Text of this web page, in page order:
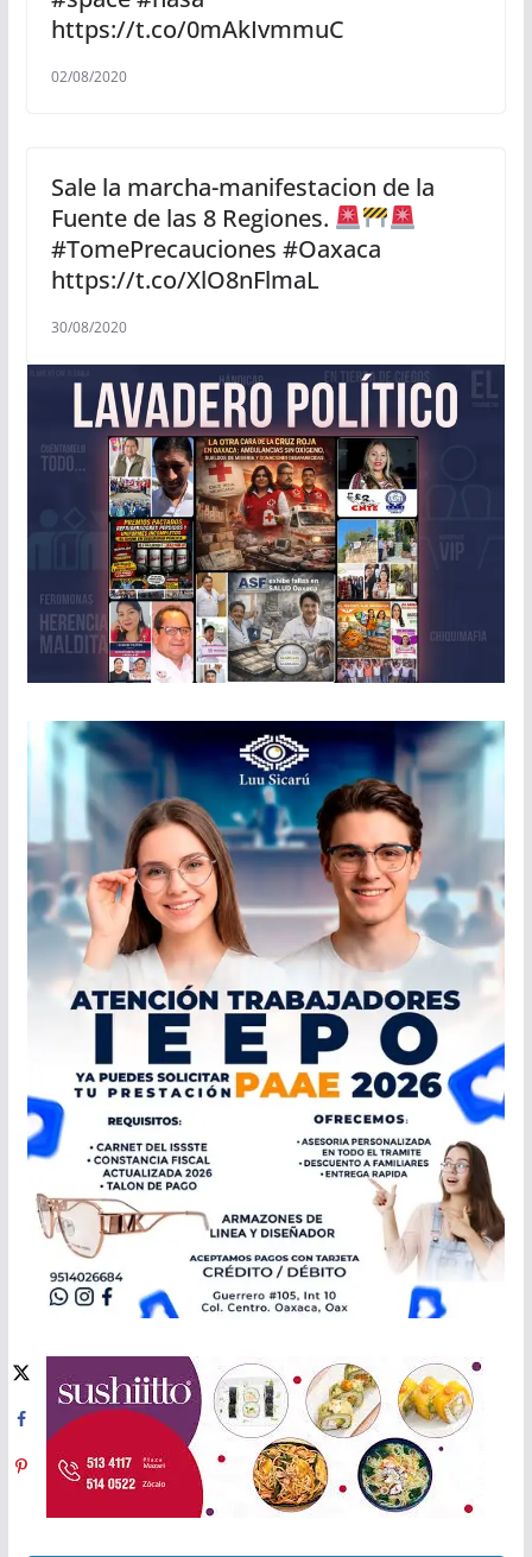
https://t.co/0mAkIvmmuC
02/08/2020
Sale la marcha-manifestacion de la
Fuente de las 8 Regiones.
#TomePrecauciones #Oaxaca
https://t.co/XlO8nFlmaL
30/08/2020